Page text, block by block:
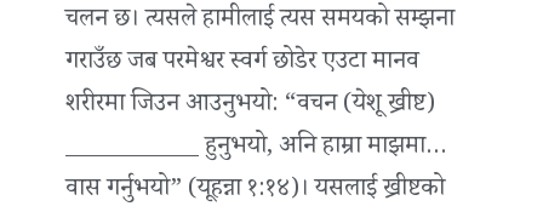
चलन छ। त्यसले हामीलाई त्यस समयको सम्झना
गराउँछ जब परमेश्वर स्वर्ग छोडेर एउटा मानव
शरीरमा जिउन आउनुभयो: “वचन (येशू ख्रीष्ट)
___________ हुनुभयो, अनि हाम्रा माझमा…
वास गर्नुभयो” (यूहन्ना १:१४)। यसलाई ख्रीष्टको